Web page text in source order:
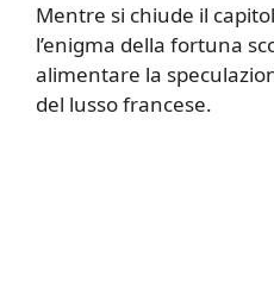
Mentre si chiude il
l’enigma della fortuna
alimentare la
del lusso francese.